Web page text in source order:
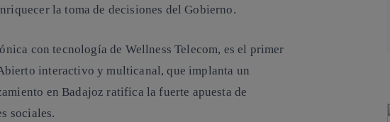
la toma de decisiones del Gobierno.
con tecnología de Wellness Telecom, es el primer
interactivo y multicanal, que implanta un
en Badajoz ratifica la fuerte apuesta de
sociales.